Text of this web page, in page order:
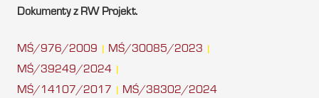
Dokumenty z RW Projekt.
MŚ/976/2009 MŚ/30085/2023
MŚ/39249/2024
MŚ/14107/2017 MŚ/38302/2024